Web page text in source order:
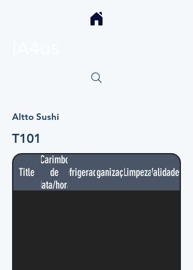
Altto Sushi
T101
Title
Carimbo
de
data/hora
RefrigeradorOrganizaçãoLimpezaValidades